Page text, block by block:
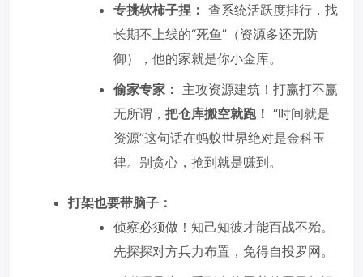
专挑软柿子捏： 查系统活跃度排行，找
长期不上线的“死鱼”（资源多还无防
御），他的家就是你小金库。
偷家专家： 主攻资源建筑！打赢打不赢
无所谓， 把仓库搬空就跑！ “时间就是
资源”这句话在蚂蚁世界绝对是金科玉
律。别贪心，抢到就是赚到。
打架也要带脑子：
侦察必须做！知己知彼才能百战不殆。
先探探对方兵力布置，免得自投罗网。